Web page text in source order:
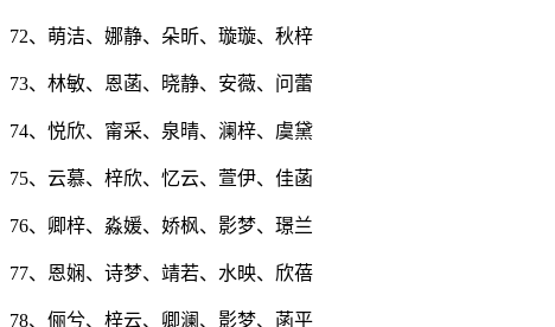
72、萌洁、娜静、朵昕、璇璇、秋梓
73、林敏、恩菡、晓静、安薇、问蕾
74、悦欣、甯采、泉晴、澜梓、虞黛
75、云慕、梓欣、忆云、萱伊、佳菡
76、卿梓、淼媛、娇枫、影梦、璟兰
77、恩娴、诗梦、靖若、水映、欣蓓
78、俪兮、梓云、卿澜、影梦、菡平